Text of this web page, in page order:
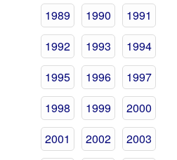
1989
1990
1991
1992
1993
1994
1995
1996
1997
1998
1999
2000
2001
2002
2003